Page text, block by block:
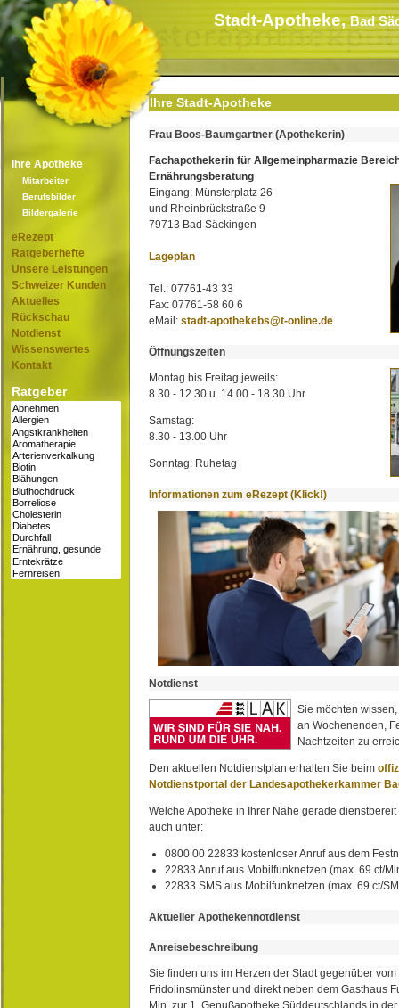
Stadt-Apotheke,Bad
Ihre Apotheke
Mitarbeiter
Berufsbilder
Bildergalerie
eRezept
Ratgeberhefte
Unsere Leistungen
Schweizer Kunden
Aktuelles
Rückschau
Notdienst
Wissenswertes
Kontakt
Ratgeber
Ihre Stadt-Apotheke
Frau Boos-Baumgartner (Apothekerin)
Fachapothekerin für Allgemeinpharmazie
Ernährungsberatung
Eingang: Münsterplatz 26
und Rheinbrückstraße 9
79713 Bad Säckingen
Lageplan
Tel.: 07761-43 33
Fax: 07761-58 60 6
eMail: stadt-apothekebs@t-online.de
Öffnungszeiten
Montag bis Freitag jeweils:
8.30 - 12.30 u. 14.00 - 18.30 Uhr
Samstag:
8.30 - 13.00 Uhr
Sonntag: Ruhetag
Informationen zum eRezept (Klick!)
Notdienst
Sie möchten
an Wochenenden,
Nachtzeiten zu
Den aktuellen Notdienstplan erhalten Sie beim
Notdienstportal der Landesapothekerkammer
Welche Apotheke in Ihrer Nähe gerade
auch unter:
0800 00 22833 kostenloser Anruf aus dem
22833 Anruf aus Mobilfunknetzen (max. 69 ct/
22833 SMS aus Mobilfunknetzen (max. 69 ct/
Aktueller Apothekennotdienst
Anreisebeschreibung
Sie finden uns im Herzen der Stadt gegenüber
Fridolinsmünster und direkt neben dem Gasthaus
Min. zur 1. Genußapotheke Süddeutschlands in